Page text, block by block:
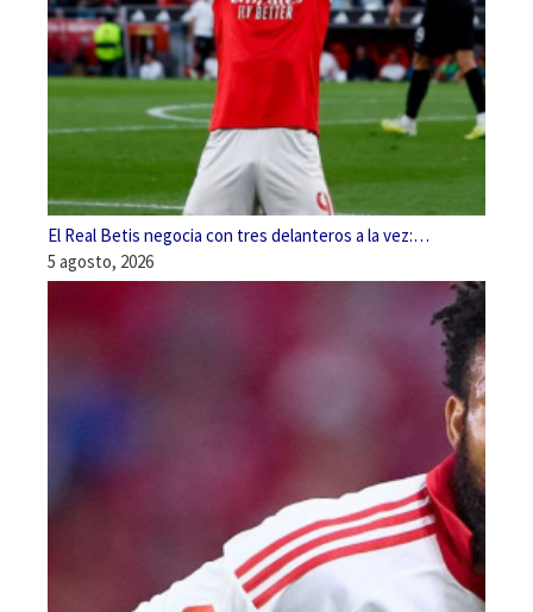
El Real Betis negocia con tres delanteros a la vez:…
5 agosto, 2026